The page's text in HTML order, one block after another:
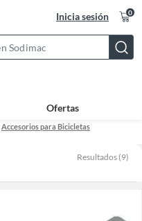
Inicia sesión 0
Bar
Ofertas
Accesorios para Bicicletas
Resultados (9)